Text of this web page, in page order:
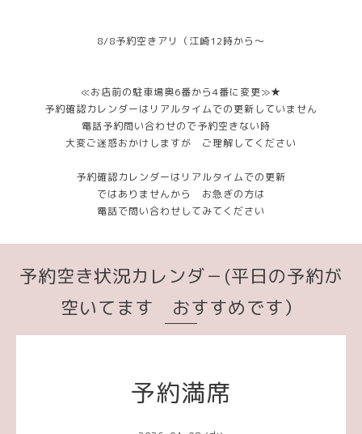
8/8予約空きアリ（江崎12時から～
≪お店前の駐車場奥6番から4番に変更≫★
予約確認カレンダーはリアルタイムでの更新していません
電話予約問い合わせので予約空きない時
大変ご迷惑おかけしますが ご理解してください
予約確認カレンダーはリアルタイムでの更新
ではありませんから お急ぎの方は
電話で問い合わせしてみてください
予約空き状況カレンダ－(平日の予約が
空いてます おすすめです）
予約満席